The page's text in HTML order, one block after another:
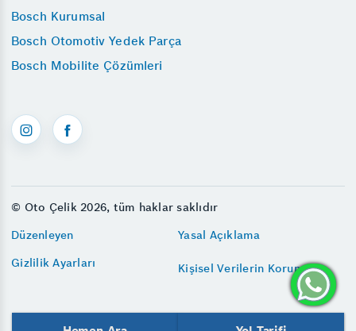
Bosch Kurumsal
Bosch Otomotiv Yedek Parça
Bosch Mobilite Çözümleri
© Oto Çelik 2026, tüm haklar saklıdır
Düzenleyen
Yasal Açıklama
Gizlilik Ayarları
Kişisel Verilerin Korunması